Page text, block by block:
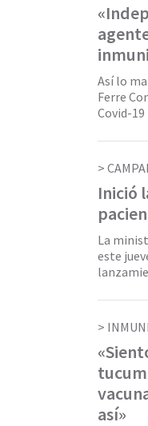
Así lo
Ferre
Covid-
Inició
La
este
así»